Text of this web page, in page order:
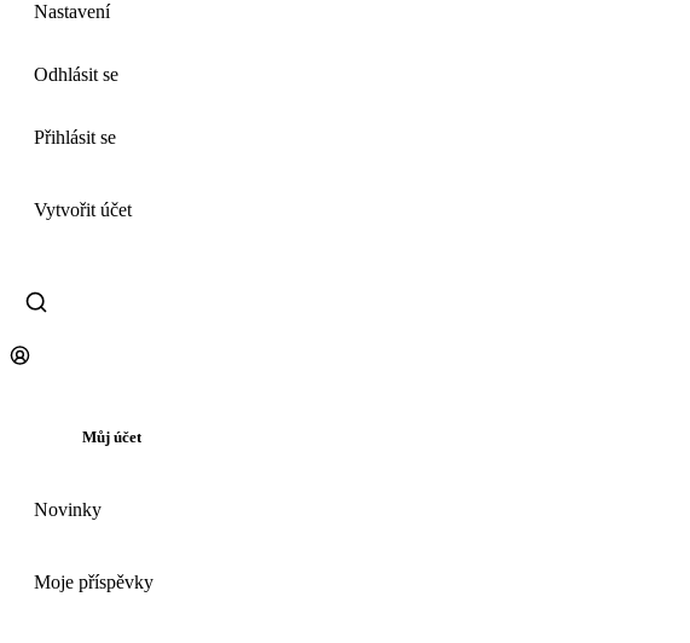
Nastavení
Odhlásit se
Přihlásit se
Vytvořit účet
Můj účet
Novinky
Moje příspěvky